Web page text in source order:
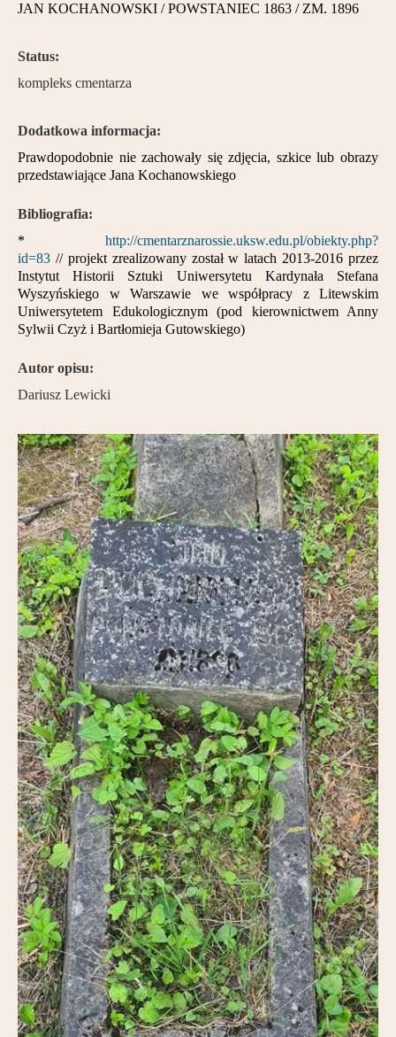
JAN KOCHANOWSKI / POWSTANIEC 1863 / ZM. 1896
Status:
kompleks cmentarza
Dodatkowa informacja:
Prawdopodobnie nie zachowały się zdjęcia, szkice lub obrazy
przedstawiające Jana Kochanowskiego
Bibliografia:
*
http://cmentarznarossie.uksw.edu.pl/obiekty.php?
id=83 // projekt zrealizowany został w latach 2013-2016 przez
Instytut Historii Sztuki Uniwersytetu Kardynała Stefana
Wyszyńskiego w Warszawie we współpracy z Litewskim
Uniwersytetem Edukologicznym (pod kierownictwem Anny
Sylwii Czyż i Bartłomieja Gutowskiego)
Autor opisu:
Dariusz Lewicki